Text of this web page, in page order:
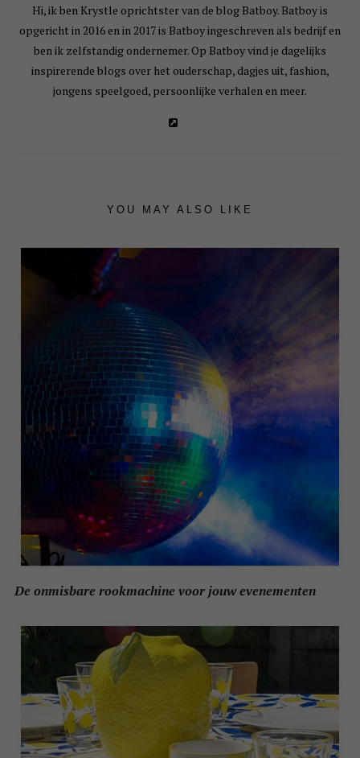
Hi, ik ben Krystle oprichtster van de blog Batboy. Batboy is
opgericht in 2016 en in 2017 is Batboy ingeschreven als bedrijf en
ben ik zelfstandig ondernemer. Op Batboy vind je dagelijks
inspirerende blogs over het ouderschap, dagjes uit, fashion,
jongens speelgoed, persoonlijke verhalen en meer.
YOU MAY ALSO LIKE
De onmisbare rookmachine voor jouw evenementen